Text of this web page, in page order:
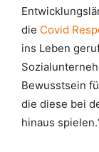
die Covid
ins Leben
Bewusstsein
die diese bei
hinaus